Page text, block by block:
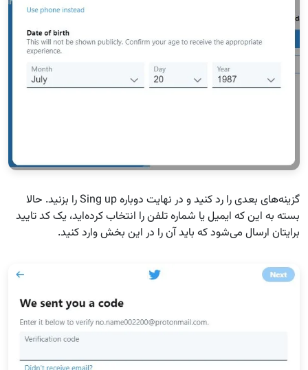
گزینه‌های بعدی را رد کنید و در نهایت دوباره Sing up را بزنید. حالا
بسته به این که ایمیل یا شماره تلفن را انتخاب کرده‌اید، یک کد تایید
برایتان ارسال می‌شود که باید آن را در این بخش وارد کنید.